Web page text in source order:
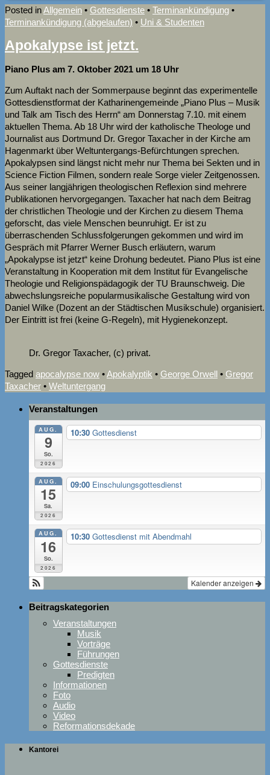
Posted inAllgemein • Gottesdienste • Terminankündigung •
Terminankündigung (abgelaufen) • Uni & Studenten
Apokalypse ist jetzt.
Piano Plus am 7. Oktober 2021 um 18 Uhr
Zum Auftakt nach der Sommerpause beginnt das experimentelle
Gottesdienstformat der Katharinengemeinde „Piano Plus – Musik
und Talk am Tisch des Herrn“ am Donnerstag 7.10. mit einem
aktuellen Thema. Ab 18 Uhr wird der katholische Theologe und
Journalist aus Dortmund Dr. Gregor Taxacher in der Kirche am
Hagenmarkt über Weltuntergangs-Befürchtungen sprechen.
Apokalypsen sind längst nicht mehr nur Thema bei Sekten und in
Science Fiction Filmen, sondern reale Sorge vieler Zeitgenossen.
Aus seiner langjährigen theologischen Reflexion sind mehrere
Publikationen hervorgegangen. Taxacher hat nach dem Beitrag
der christlichen Theologie und der Kirchen zu diesem Thema
geforscht, das viele Menschen beunruhigt. Er ist zu
überraschenden Schlussfolgerungen gekommen und wird im
Gespräch mit Pfarrer Werner Busch erläutern, warum
„Apokalypse ist jetzt“ keine Drohung bedeutet. Piano Plus ist eine
Veranstaltung in Kooperation mit dem Institut für Evangelische
Theologie und Religionspädagogik der TU Braunschweig. Die
abwechslungsreiche popularmusikalische Gestaltung wird von
Daniel Wilke (Dozent an der Städtischen Musikschule) organisiert.
Der Eintritt ist frei (keine G-Regeln), mit Hygienekonzept.
Dr. Gregor Taxacher, (c) privat.
Tagged apocalypse now •Apokalyptik • George Orwell • Gregor
Taxacher • Weltuntergang
Veranstaltungen
AUG.
9
So.
2026
10:30 Gottesdienst
AUG.
15
Sa.
2026
09:00 Einschulungsgottesdienst
AUG.
16
So.
2026
10:30 Gottesdienst mit Abendmahl
Kalender anzeigen
Beitragskategorien
Veranstaltungen
Musik
Vorträge
Führungen
Gottesdienste
Predigten
Informationen
Foto
Audio
Video
Reformationsdekade
Kantorei